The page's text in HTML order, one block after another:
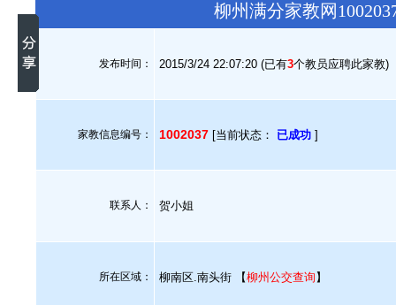
柳州满分家教网
发布时间： 2015/3/24 22:07:20 (已有3个教员应聘此家教)
家教信息编号： 1002037 [当前状态： 已成功 ]
联系人： 贺小姐
所在区域： 柳南区.南头街 【柳州公交查询 】